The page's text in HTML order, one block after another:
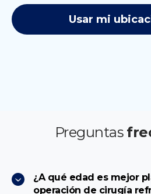
Usar mi
Preguntas
¿A qué edad es mejor
operación de cirugía